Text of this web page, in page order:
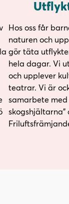
Hos oss får
naturen och
gör täta
hela dagar. Vi
och upplever
teatrar. Vi är
samarbete med